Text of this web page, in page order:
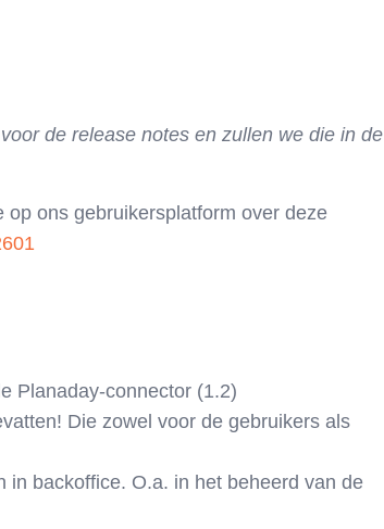
de release notes en zullen we die in de
ons gebruikersplatform over deze
Planaday-connector (1.2)
Die zowel voor de gebruikers als
in backoffice. O.a. in het beheerd van de